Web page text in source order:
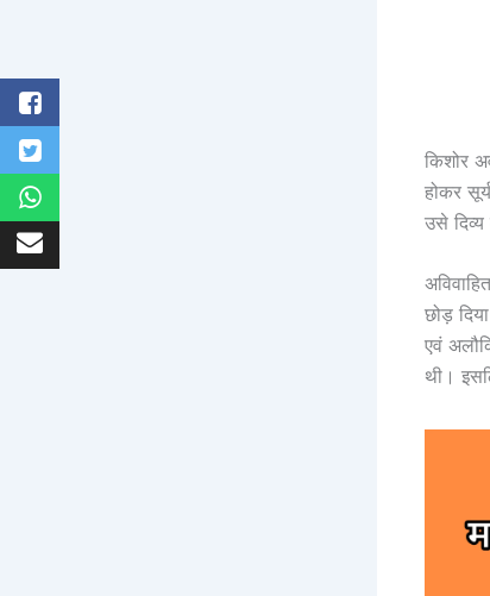
किशोर
होकर
उसे
छोड़
एवं
थी।